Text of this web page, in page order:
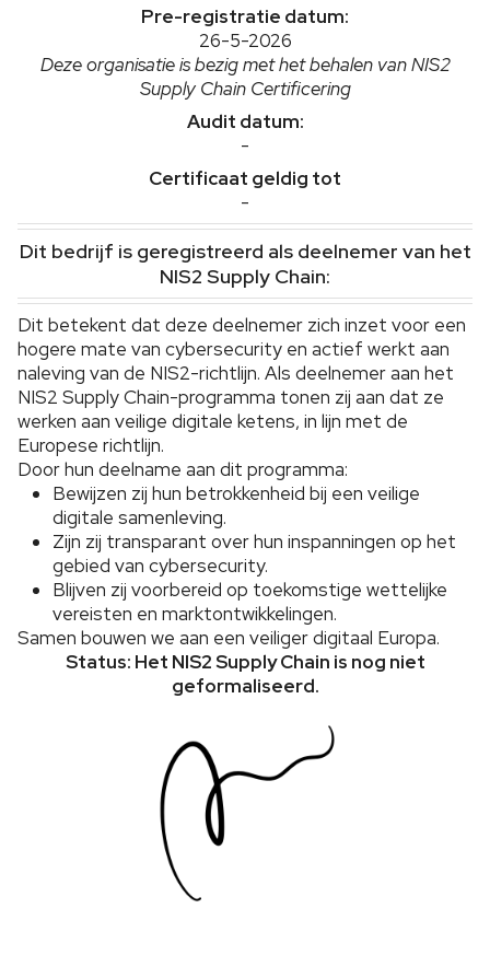
Pre-registratie datum:
26-5-2026
Deze organisatie is bezig met het behalen van NIS2
Supply Chain Certificering
Audit datum:
-
Certificaat geldig tot
-
Dit bedrijf is geregistreerd als deelnemer van het
NIS2 Supply Chain:
Dit betekent dat deze deelnemer zich inzet voor een
hogere mate van cybersecurity en actief werkt aan
naleving van de NIS2-richtlijn. Als deelnemer aan het
NIS2 Supply Chain-programma tonen zij aan dat ze
werken aan veilige digitale ketens, in lijn met de
Europese richtlijn.
Door hun deelname aan dit programma:
Bewijzen zij hun betrokkenheid bij een veilige
digitale samenleving.
Zijn zij transparant over hun inspanningen op het
gebied van cybersecurity.
Blijven zij voorbereid op toekomstige wettelijke
vereisten en marktontwikkelingen.
Samen bouwen we aan een veiliger digitaal Europa.
Status: Het NIS2 Supply Chain is nog niet
geformaliseerd.